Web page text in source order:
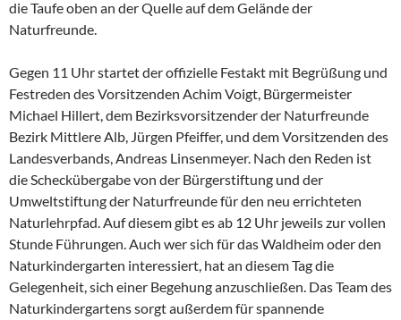
die Taufe oben an der Quelle auf dem Gelände der
Naturfreunde.
Gegen 11 Uhr startet der offizielle Festakt mit Begrüßung und
Festreden des Vorsitzenden Achim Voigt, Bürgermeister
Michael Hillert, dem Bezirksvorsitzender der Naturfreunde
Bezirk Mittlere Alb, Jürgen Pfeiffer, und dem Vorsitzenden des
Landesverbands, Andreas Linsenmeyer. Nach den Reden ist
die Scheckübergabe von der Bürgerstiftung und der
Umweltstiftung der Naturfreunde für den neu errichteten
Naturlehrpfad. Auf diesem gibt es ab 12 Uhr jeweils zur vollen
Stunde Führungen. Auch wer sich für das Waldheim oder den
Naturkindergarten interessiert, hat an diesem Tag die
Gelegenheit, sich einer Begehung anzuschließen. Das Team des
Naturkindergartens sorgt außerdem für spannende